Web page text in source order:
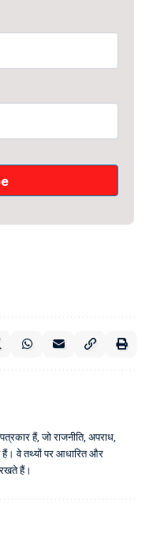
हैं, जो राजनीति, अपराध,
हैं। वे तथ्यों पर आधारित और
रखते हैं।